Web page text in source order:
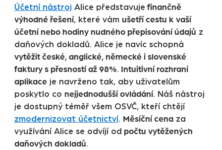
Účetní nástroj Alice představuje finančně
výhodné řešení, které vám ušetří cestu k vaší
účetní nebo hodiny nudného přepisování údajů z
daňových dokladů. Alice je navíc schopná
vytěžit české, anglické, německé i slovenské
faktury s přesností až 98%. Intuitivní rozhraní
aplikace je navrženo tak, aby uživatelům
poskytlo co nejjednodušší ovládání. Náš nástroj
je dostupný téměř všem OSVČ, kteří chtějí
zmodernizovat účetnictví. Měsíční cena za
využívání Alice se odvíjí od počtu vytěžených
daňových dokladů.